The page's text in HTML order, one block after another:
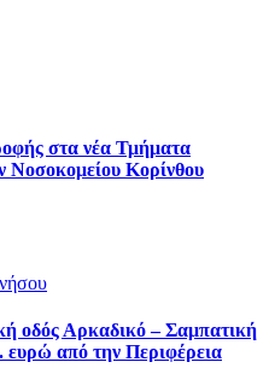
στα νέα Τμήματα
Νοσοκομείου Κορίνθου
οδός Αρκαδικό – Σαμπατική
ευρώ από την Περιφέρεια